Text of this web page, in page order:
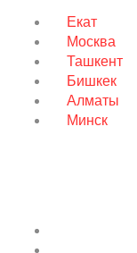
Екат
Москва
Ташкент
Бишкек
Алматы
Минск